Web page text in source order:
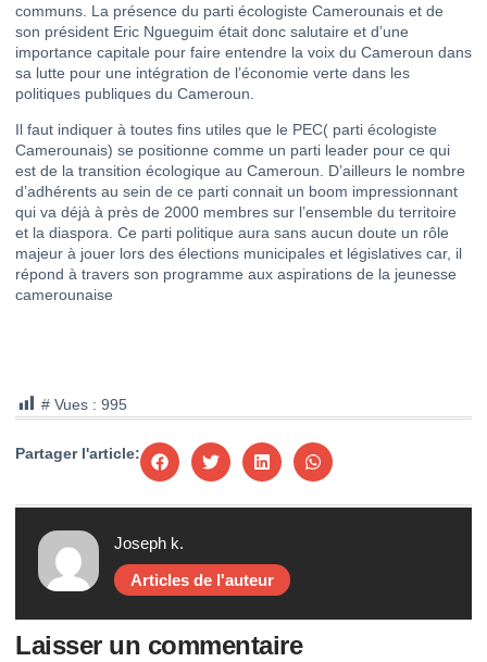
communs. La présence du parti écologiste Camerounais et de
son président Eric Ngueguim était donc salutaire et d’une
importance capitale pour faire entendre la voix du Cameroun dans
sa lutte pour une intégration de l’économie verte dans les
politiques publiques du Cameroun.
Il faut indiquer à toutes fins utiles que le PEC( parti écologiste
Camerounais) se positionne comme un parti leader pour ce qui
est de la transition écologique au Cameroun. D’ailleurs le nombre
d’adhérents au sein de ce parti connait un boom impressionnant
qui va déjà à près de 2000 membres sur l’ensemble du territoire
et la diaspora. Ce parti politique aura sans aucun doute un rôle
majeur à jouer lors des élections municipales et législatives car, il
répond à travers son programme aux aspirations de la jeunesse
camerounaise
# Vues : 995
Partager l'article:
Joseph k.
Articles de l'auteur
Laisser un commentaire